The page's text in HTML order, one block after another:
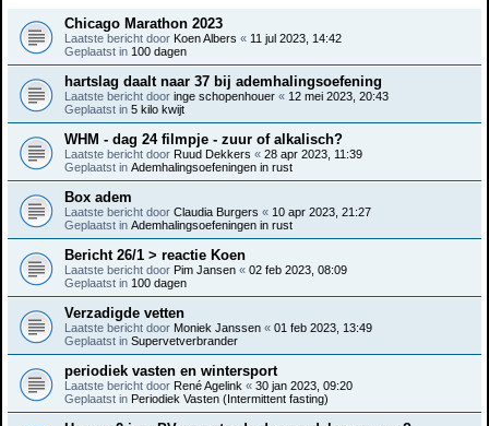
Chicago Marathon 2023
Laatste bericht door Koen Albers « 11 jul 2023, 14:42
Geplaatst in 100 dagen
hartslag daalt naar 37 bij ademhalingsoefening
Laatste bericht door inge schopenhouer « 12 mei 2023, 20:43
Geplaatst in 5 kilo kwijt
WHM - dag 24 filmpje - zuur of alkalisch?
Laatste bericht door Ruud Dekkers « 28 apr 2023, 11:39
Geplaatst in Ademhalingsoefeningen in rust
Box adem
Laatste bericht door Claudia Burgers « 10 apr 2023, 21:27
Geplaatst in Ademhalingsoefeningen in rust
Bericht 26/1 > reactie Koen
Laatste bericht door Pim Jansen « 02 feb 2023, 08:09
Geplaatst in 100 dagen
Verzadigde vetten
Laatste bericht door Moniek Janssen « 01 feb 2023, 13:49
Geplaatst in Supervetverbrander
periodiek vasten en wintersport
Laatste bericht door René Agelink « 30 jan 2023, 09:20
Geplaatst in Periodiek Vasten (Intermittent fasting)